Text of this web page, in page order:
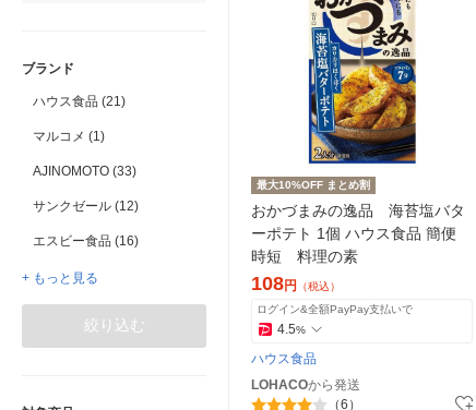
ブランド
ハウス食品 (21)
マルコメ (1)
AJINOMOTO (33)
サンクゼール (12)
エスビー食品 (16)
+ もっと見る
絞り込む
最大10%OFF まとめ割
おかづまみの逸品 海苔塩バタ
ーポテト 1個 ハウス食品 簡便
時短 料理の素
108円 （税込）
ログイン&全額PayPay支払いで
4.5%
ハウス食品
LOHACOから発送
（6）